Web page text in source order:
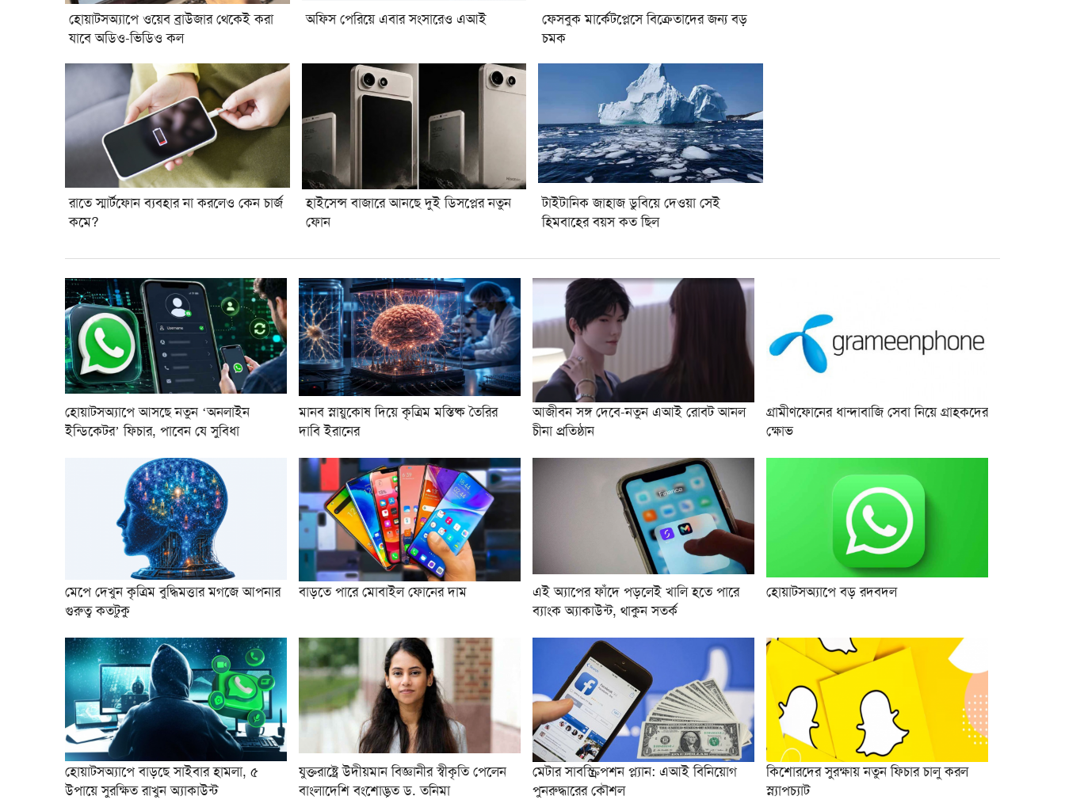
হোয়াটসঅ্যাপে ওয়েব ব্রাউজার থেকেই করা
যাবে অডিও-ভিডিও কল
অফিস পেরিয়ে এবার সংসারেও এআই
ফেসবুক মার্কেটপ্লেসে বিক্রেতাদের জন্য বড়
চমক
রাতে স্মার্টফোন ব্যবহার না করলেও কেন চার্জ
কমে?
হাইসেন্স বাজারে আনছে দুই ডিসপ্লের নতুন
ফোন
টাইটানিক জাহাজ ডুবিয়ে দেওয়া সেই
হিমবাহের বয়স কত ছিল
তবে শেষ?
হোয়াটসঅ্যাপে আসছে নতুন ‘অনলাইন
ইন্ডিকেটর’ ফিচার, পাবেন যে সুবিধা
মানব স্নায়ুকোষ দিয়ে কৃত্রিম মস্তিষ্ক তৈরির
দাবি ইরানের
আজীবন সঙ্গ দেবে-নতুন এআই রোবট আনল
চীনা প্রতিষ্ঠান
গ্রামীণফোনের ধান্দাবাজি সেবা নিয়ে গ্রাহকদের
ক্ষোভ
মেপে দেখুন কৃত্রিম বুদ্ধিমত্তার মগজে আপনার
গুরুত্ব কতটুকু
বাড়তে পারে মোবাইল ফোনের দাম
এই অ্যাপের ফাঁদে পড়লেই খালি হতে পারে
ব্যাংক অ্যাকাউন্ট, থাকুন সতর্ক
হোয়াটসঅ্যাপে বড় রদবদল
হোয়াটসঅ্যাপে বাড়ছে সাইবার হামলা, ৫
উপায়ে সুরক্ষিত রাখুন অ্যাকাউন্ট
যুক্তরাষ্ট্রে উদীয়মান বিজ্ঞানীর স্বীকৃতি পেলেন
বাংলাদেশি বংশোদ্ভূত ড. তনিমা
মেটার সাবস্ক্রিপশন প্ল্যান: এআই বিনিয়োগ
পুনরুদ্ধারের কৌশল
কিশোরদের সুরক্ষায় নতুন ফিচার চালু করল
স্ন্যাপচ্যাট